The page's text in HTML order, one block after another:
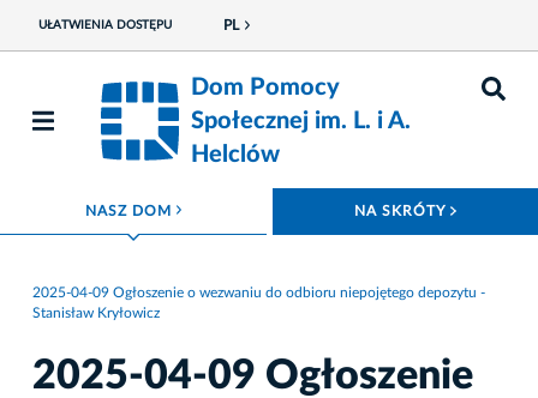
UŁATWIENIA DOSTĘPU PL
Dom Pomocy
Społecznej im. L. i A.
Helclów
NASZ DOM ROZWIŃ MENU NA SKRÓTY
2025-04-09 Ogłoszenie o wezwaniu do odbioru niepojętego depozytu -
Stanisław Kryłowicz
2025-04-09 Ogłoszenie